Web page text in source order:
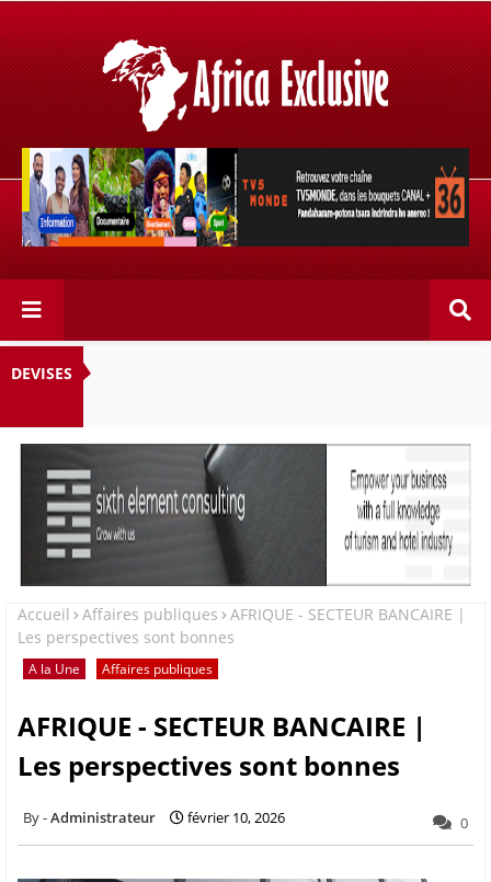
Retrouvez votre chaîne @TV5MONDE, dans les bouquets
CANAL+ 36 . Fandaharam-potoana tsara indrindra ho
anareo!
DEVISES
Accueil Affaires publiques
AFRIQUE - SECTEUR BANCAIRE |
Les perspectives sont bonnes
A la Une Affaires publiques
AFRIQUE - SECTEUR BANCAIRE |
Les perspectives sont bonnes
Administrateur février 10, 2026 0